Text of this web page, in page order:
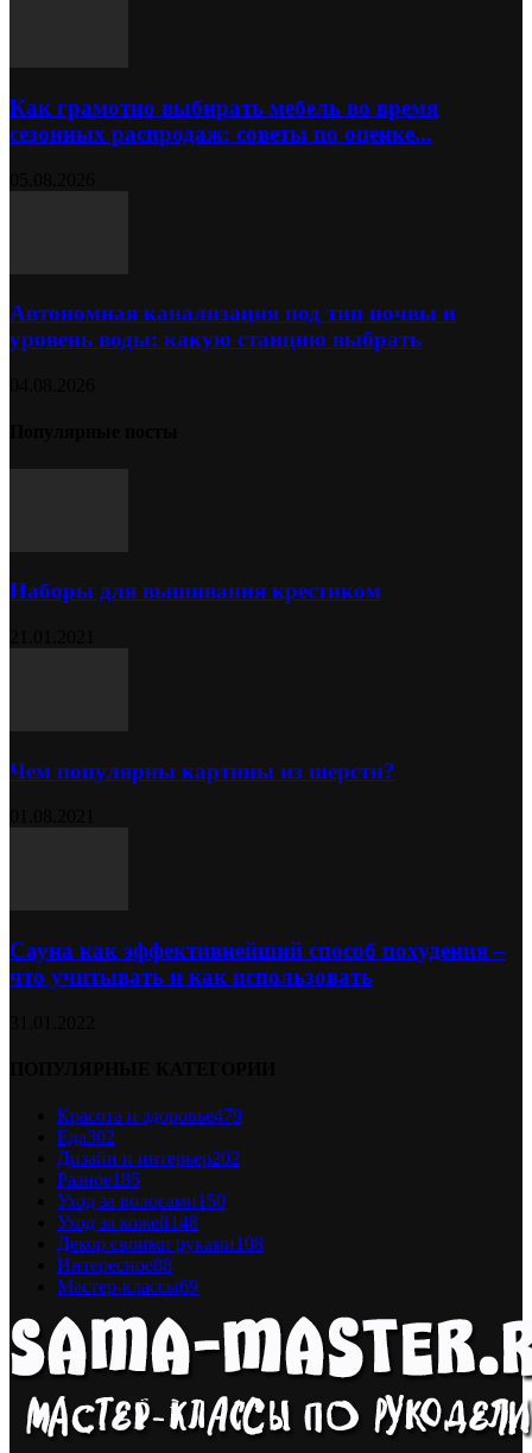
Как грамотно выбирать мебель во время
сезонных распродаж: советы по оценке...
Автономная канализация под тип почвы и
уровень воды: какую станцию выбрать
Наборы для вышивания крестиком
Чем популярны картины из шерсти?
Сауна как эффективнейший способ похудения –
что учитывать и как использовать
Красота и здоровье479
Еда302
Дизайн и интерьер202
Разное185
Уход за волосами150
Уход за кожей148
Декор своими руками108
Интересное88
Мастер-классы69